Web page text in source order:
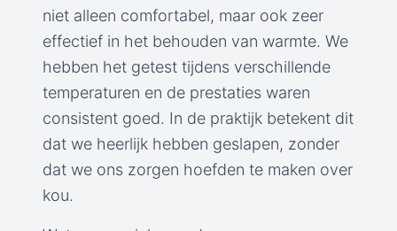
niet alleen comfortabel, maar ook zeer
effectief in het behouden van warmte. We
hebben het getest tijdens verschillende
temperaturen en de prestaties waren
consistent goed. In de praktijk betekent dit
dat we heerlijk hebben geslapen, zonder
dat we ons zorgen hoefden te maken over
kou.